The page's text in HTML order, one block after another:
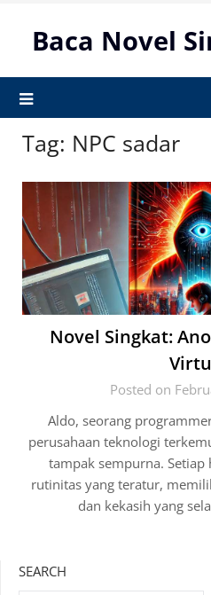
contentBaca Novel
Tag: NPC sadar
Novel Singkat:
Posted on
Aldo, seorang
perusahaan teknologi
tampak sempurna. Setiap
rutinitas yang teratur,
dan kekasih yang
SEARCH